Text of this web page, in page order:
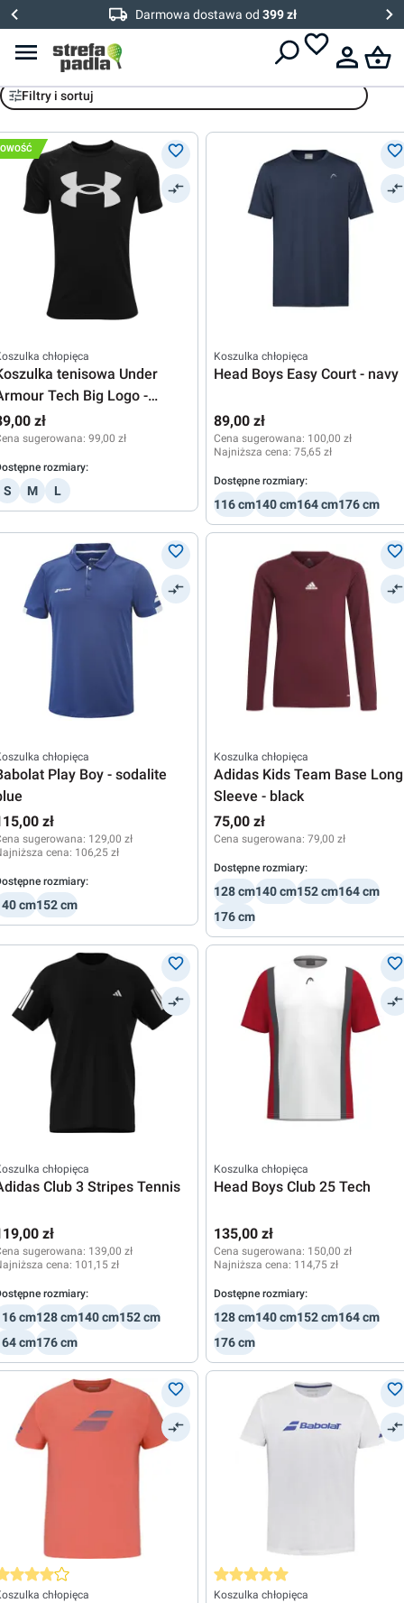
Darmowa dostawa od 399 zł
Koszulki
Filtry i sortuj
chłopięca
tenisowa Under
Tech Big Logo -
graphite
zł
sugerowana: 99,00 zł
rozmiary:
S M L
Koszulka chłopięca
Head Boys Easy Court - navy
89,00 zł
Cena sugerowana: 100,00 zł
Najniższa cena: 75,65 zł
Dostępne rozmiary:
116 cm140 cm164 cm176 cm
chłopięca
Play Boy - sodalite
zł
sugerowana: 129,00 zł
cena: 106,25 zł
rozmiary:
cm152 cm
Koszulka chłopięca
Adidas Kids Team Base Long
Sleeve - black
75,00 zł
Cena sugerowana: 79,00 zł
Dostępne rozmiary:
128 cm140 cm152 cm164 cm
176 cm
chłopięca
Club 3 Stripes Tennis
zł
sugerowana: 139,00 zł
cena: 101,15 zł
rozmiary:
cm128 cm140 cm152 cm
cm176 cm
Koszulka chłopięca
Head Boys Club 25 Tech
135,00 zł
Cena sugerowana: 150,00 zł
Najniższa cena: 114,75 zł
Dostępne rozmiary:
128 cm140 cm152 cm164 cm
176 cm
ocena 4 z 5 gwiazdek
chłopięca Średnia ocena 5 z 5 gwiazdek
Koszulka chłopięca